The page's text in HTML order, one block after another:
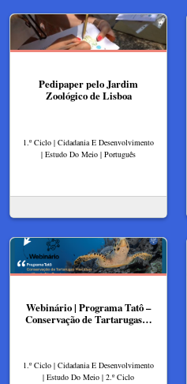
Pedipaper pelo Jardim
Zoológico de Lisboa
1.º Ciclo | Cidadania E Desenvolvimento
| Estudo Do Meio | Português
Webinário | Programa Tatô –
Conservação de Tartarugas…
1.º Ciclo | Cidadania E Desenvolvimento
| Estudo Do Meio | 2.º Ciclo